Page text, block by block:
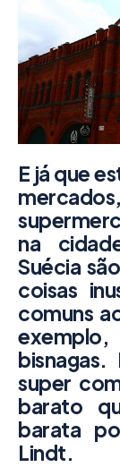
E já que
na
Suécia
coisas
comuns
super
barato
barata
Lindt.